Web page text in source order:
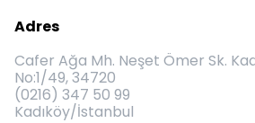
Adres
Cafer Ağa Mh. Neşet Ömer Sk.
No:1/49, 34720
(0216) 347 50 99
Kadıköy/İstanbul